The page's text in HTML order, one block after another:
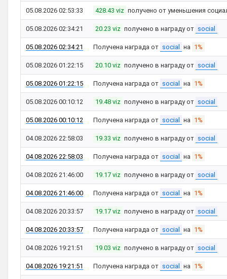
05.08.2026 02:53:33 428.43 viz получено от уменьшения
05.08.2026 02:34:21 20.23 viz получено в награду от social
05.08.2026 02:34:21 Получена награда от social на 1%
05.08.2026 01:22:15 20.10 viz получено в награду от social
05.08.2026 01:22:15 Получена награда от social на 1%
05.08.2026 00:10:12 19.48 viz получено в награду от social
05.08.2026 00:10:12 Получена награда от social на 1%
04.08.2026 22:58:03 19.33 viz получено в награду от social
04.08.2026 22:58:03 Получена награда от social на 1%
04.08.2026 21:46:00 19.17 viz получено в награду от social
04.08.2026 21:46:00 Получена награда от social на 1%
04.08.2026 20:33:57 19.17 viz получено в награду от social
04.08.2026 20:33:57 Получена награда от social на 1%
04.08.2026 19:21:51 19.03 viz получено в награду от social
04.08.2026 19:21:51 Получена награда от social на 1%